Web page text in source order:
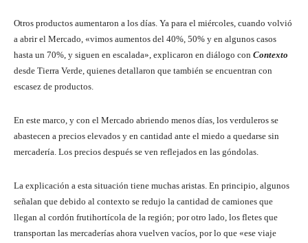
Otros productos aumentaron a los días. Ya para el miércoles, cuando volvió
a abrir el Mercado, «vimos aumentos del 40%, 50% y en algunos casos
hasta un 70%, y siguen en escalada», explicaron en diálogo con Contexto
desde Tierra Verde, quienes detallaron que también se encuentran con
escasez de productos.
En este marco, y con el Mercado abriendo menos días, los verduleros se
abastecen a precios elevados y en cantidad ante el miedo a quedarse sin
mercadería. Los precios después se ven reflejados en las góndolas.
La explicación a esta situación tiene muchas aristas. En principio, algunos
señalan que debido al contexto se redujo la cantidad de camiones que
llegan al cordón frutihortícola de la región; por otro lado, los fletes que
transportan las mercaderías ahora vuelven vacíos, por lo que «ese viaje